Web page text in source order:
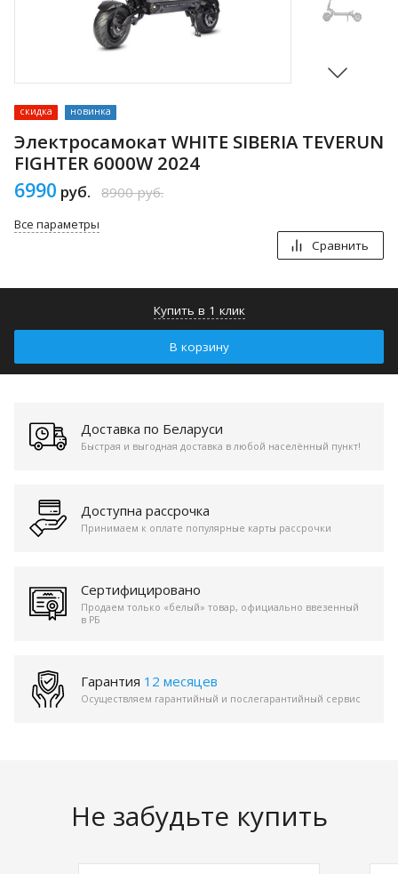
скидка новинка
Электросамокат WHITE SIBERIA TEVERUN
FIGHTER 6000W 2024
6990 руб. 8900руб.
Все параметры
Сравнить
Купить в 1 клик
В корзину
Доставка по Беларуси
Быстрая и выгодная доставка в любой населённый пункт!
Доступна рассрочка
Принимаем к оплате популярные карты рассрочки
Сертифицировано
Продаем только «белый» товар, официально ввезенный
в РБ
Гарантия 12 месяцев
Осуществляем гарантийный и послегарантийный сервис
Не забудьте купить